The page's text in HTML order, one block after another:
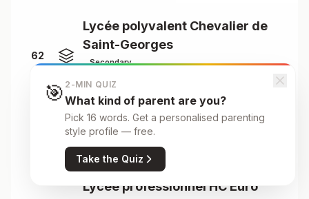
62
Lycée polyvalent Chevalier de
Saint-Georges
Secondary
Boulevard des Héros
No reviews yet
Lycée professionnel HC Euro
🎯 2-MIN QUIZ
What kind of parent are you?
Pick 16 words. Get a personalised parenting
style profile — free.
Take the Quiz